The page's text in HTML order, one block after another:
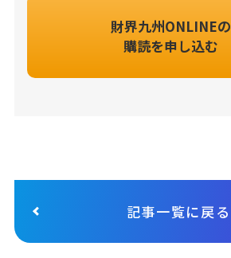
財界九州ONLINEの
購読を申し込む
記事一覧に戻る